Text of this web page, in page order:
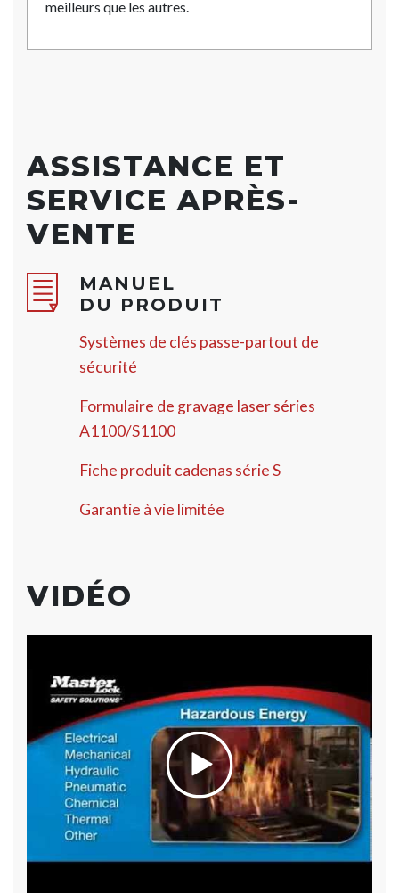
meilleurs que les autres.
ASSISTANCE ET
SERVICE APRÈS-
VENTE
MANUEL
DU PRODUIT
Systèmes de clés passe-partout de
sécurité
Formulaire de gravage laser séries
A1100/S1100
Fiche produit cadenas série S
Garantie à vie limitée
VIDÉO